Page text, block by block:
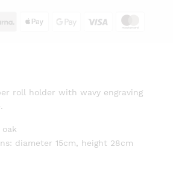
roll holder with wavy engraving
diameter 15cm, height 28cm